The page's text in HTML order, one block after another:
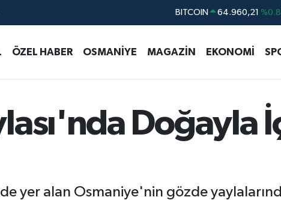
DOLAR 47,7436
STERLİN 64,4811
BITCOIN 64.960,21
ÖZEL HABER OSMANİYE MAGAZİN EKONOMİ
Doğayla
yer alan Osmaniye'nin gözde